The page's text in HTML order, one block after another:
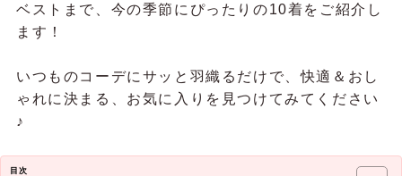
ベストまで、今の季節にぴったりの10着をご紹介し
ます！
いつものコーデにサッと羽織るだけで、快適＆おし
ゃれに決まる、お気に入りを見つけてみてください
♪
目次